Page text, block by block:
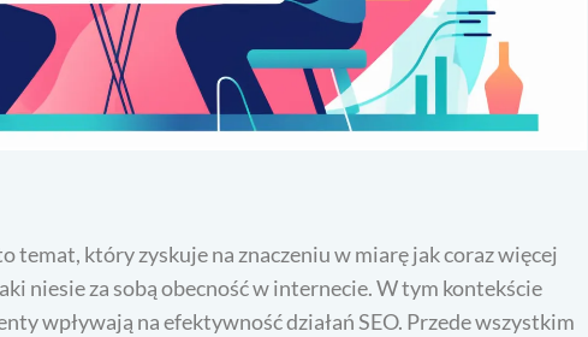
temat, który zyskuje na znaczeniu w miarę jak coraz więcej
niesie za sobą obecność w internecie. W tym kontekście
wpływają na efektywność działań SEO. Przede wszystkim